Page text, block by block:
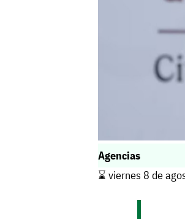
Agencias
⌛️ viernes 8 de